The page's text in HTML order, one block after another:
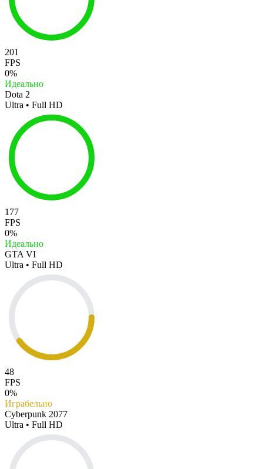
201
FPS
0%
Идеально
Dota 2
Ultra • Full HD
177
FPS
0%
Идеально
GTA VI
Ultra • Full HD
48
FPS
0%
Играбельно
Cyberpunk 2077
Ultra • Full HD